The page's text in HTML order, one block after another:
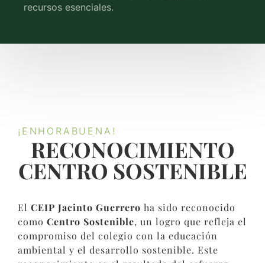
recursos esenciales.
¡ENHORABUENA!
RECONOCIMIENTO
CENTRO SOSTENIBLE​
El CEIP Jacinto Guerrero ha sido reconocido
como Centro Sostenible, un logro que refleja el
compromiso del colegio con la educación
ambiental y el desarrollo sostenible. Este